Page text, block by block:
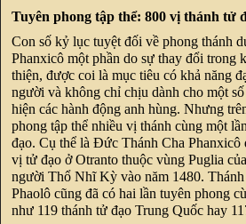
Tuyên phong tập thể: 800 vị thánh tử
Con số kỷ lục tuyệt đối về phong thánh
Phanxicô một phần do sự thay đổi trong
thiện, được coi là mục tiêu có khả năng
người và không chỉ chịu dành cho một
hiện các hành động anh hùng. Nhưng
phong tập thể nhiều vị thánh cùng một
đạo. Cụ thể là Đức Thánh Cha Phanxicô
vị tử đạo ở Otranto thuộc vùng Puglia
người Thổ Nhĩ Kỳ vào năm 1480.
Phaolô cũng đã có hai lần tuyên phong
như 119 thánh tử đạo Trung Quốc hay